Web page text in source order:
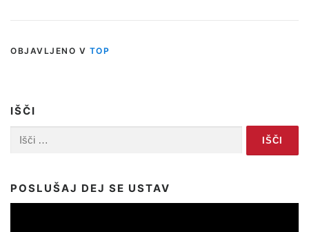
OBJAVLJENO V TOP
IŠČI
POSLUŠAJ DEJ SE USTAV